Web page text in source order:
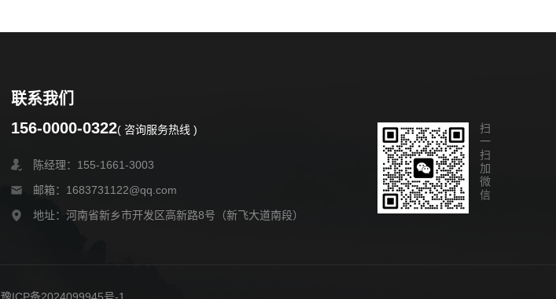
联系我们
156-0000-0322( 咨询服务热线 )
陈经理：155-1661-3003
邮箱：1683731122@qq.com
地址：河南省新乡市开发区高新路8号（新飞大道南段）
扫一扫加微信